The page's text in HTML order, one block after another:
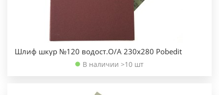
Шлиф шкур №120 водост.О/А 230х280 Pobedit
В наличии >10 шт